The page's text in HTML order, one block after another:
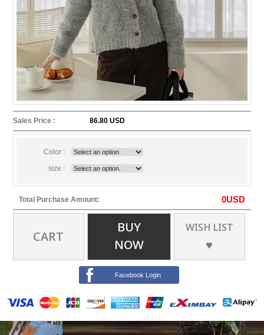
Sales Price : 86.80 USD
Color :
size :
Total Purchase Amount: 0USD
CART
BUY
NOW
WISH LIST
♥
Facebook Login